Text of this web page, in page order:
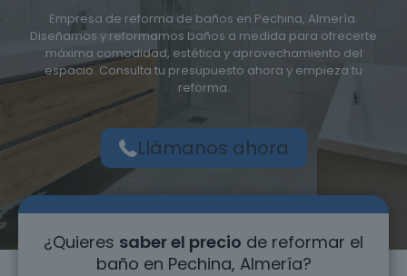
Empresa de reforma de baños en Pechina, Almería.
Diseñamos y reformamos baños a medida para ofrecerte
máxima comodidad, estética y aprovechamiento del
espacio. Consulta tu presupuesto ahora y empieza tu
reforma.
Llámanos ahora
¿Quieres saber el precio de reformar el
baño en Pechina, Almería?